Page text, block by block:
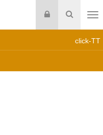
Suche
Login
click-TT